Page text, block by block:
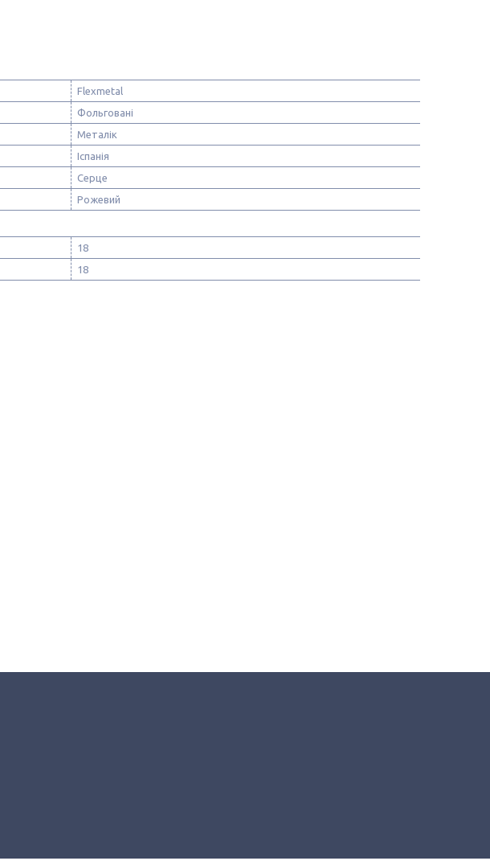
Flexmetal
Фольговані
Металік
Іспанія
Серце
Рожевий
18
18